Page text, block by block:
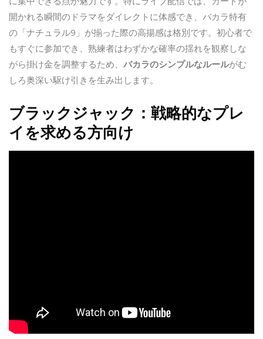
開かれる瞬間のドラマをダイレクトに体感でき、バカラ特有
の「ナチュラル9」が揃った際の高揚感は格別です。初心者で
もすぐに参加でき、熟練者はわずかな確率の揺れを観察しな
がら掛け金を調整するため、 バカラのシンプルなルールがむ
しろ奥深い駆け引きを生み出します。
ブラックジャック：戦略的なプレ
イを求める方向け